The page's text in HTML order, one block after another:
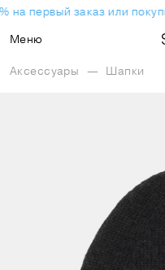
на первый заказ или
Меню
Аксессуары — Шапки